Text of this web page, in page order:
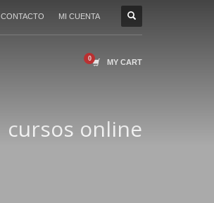
CONTACTO MI CUENTA
MY CART
cursos online